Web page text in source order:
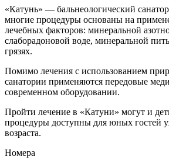
«Катунь» — бальнеологический
многие процедуры основаны на
лечебных факторов: минеральной
слаборадоновой воде, минеральной
грязях.
Помимо лечения с использованием
санатории применяются передовые
современном оборудовании.
Пройти лечение в «Катуни» могут и
процедуры доступны для юных гостей
возраста.
Номера